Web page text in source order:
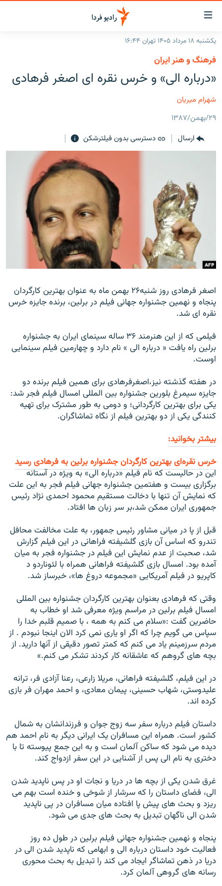
لینک‌های
قابلیت
دسترسی
بازگشت
بازگشت
منوی
اصلی
جستجو
صفحه اصلی
جهان
رادیو
انتخاب کنید و بشنوید
برنامه‌های رادیویی
پادکست
چندرسانه‌ای
گزارش‌های ویدئویی
English
به ما بپیوندید
یکشنبه ۱۸ مرداد ۱۴۰۵ تهران ۱۶:۴۴
فرهنگ و هنر ایران
«درباره الی» و خرس نقره ای اصغر فرهادی
شهرام میریان
۲۹/بهمن/۱۳۸۷
ارسال
دسترسی بدون فیلترشکن
اصغر فرهادی روز شنبه۲۶ بهمن ماه به عنوان بهترین کارگردان
پنجاه و نهمین جشنواره جهانی فیلم در برلین، برنده جایزه خرس
نقره ای شد.
فیلمی که از این هنرمند ۳۶ ساله سینمای ایران به جشنواره
برلین راه یافت « درباره الی » نام دارد و چهارمین فیلم سینمایی
اوست.
در هفته گذشته نیز،اصغرفرهادی برای همین فیلم برنده دو
جایزه سیمرغ بلورین جشنواره بین المللی امسال فیلم فجر شد:
یکی برای بهترین کارگردانی؛ و دومی به طور مشترک برای تهیه
کنندگی یکی از دو بهترین فیلم از نگاه تماشاگران.
بیشتر بخوانید:
خرس نقره‌ای بهترين کارگردان جشنواره برلين به فرهادی رسيد
این در حالیست که نام فیلم «درباره الی» به ویژه در آستانه
برگزاری بیست و هفتمین جشنواره جهانی فیلم فجر به این علت
که نمایش آن تنها با دخالت مستقیم محمود احمدی نژاد رئیس
جمهوری ایران ممکن شد،بر سر زبان ها افتاد.
قبل از پا در میانی مشاور رئیس جمهور، به علت مخالفت محافل
تندرو که اساس آن بازی گلشیفته فراهانی در این فیلم گزارش
شد، صحبت از عدم نمایش این فیلم در جشنواره فجر به میان
آمده بود. امسال بازی گلشیفته فراهانی همراه با لئوناردو د
کاپریو در فیلم آمریکایی «مجموعه دروغ ها»، خبرساز شد.
وقتی که فرهادی بعنوان بهترین کارگردان جشنواره بین المللی
امسال فیلم برلین در مراسم ویژه معرفی شد او خطاب به
حاضرین گفت :«سلام می کنم به همه ، با صمیم قلبم خدا را
سپاس می گویم چرا که اگر او یاری نمی کرد الان اینجا نبودم . از
مردم سرزمینم یاد می کنم که کمتر تصور دقیقی از آنها دارید. از
بچه های گروهم که عاشقانه کار کردند تشکر می کنم.»
در این فیلم، گلشیفته فراهانی، مریلا زارعی، رعنا آزادی فر، ترانه
علیدوستی، شهاب حسینی، پیمان معادی، و احمد مهران فر بازی
کرده اند.
داستان فیلم درباره سفر سه زوج جوان و فرزندانشان به شمال
کشور است. همراه این مسافران یک ایرانی دیگر به نام احمد هم
دیده می شود که ساکن آلمان است و به این جمع پیوسته تا با
دختری به نام الی پس از آشنایی در این سفر ازدواج کند.
غرق شدن یکی از بچه ها در دریا و نجات او در پس ناپدید شدن
الی، فضای داستان را که سرشار از شوخی و خنده است بهم می
ریزد و بحث های پیش پا افتاده میان مسافران در پی ناپدید
شدن الی ناگهان تبدیل به بحث های جدی می شود.
پنجاه و نهمین جشنواره جهانی فیلم برلین در طول ده روز
فعالیت خود داستان درباره الی و ابهامی که ناپدید شدن الی در
دریا در ذهن تماشاگر ایجاد می کند را تبدیل به بحث محوری
رسانه های گروهی آلمان کرد.